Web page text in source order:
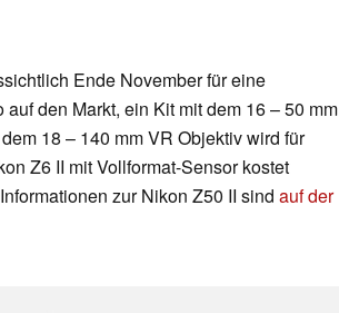
Ende November für eine
den Markt, ein Kit mit dem 16 – 50 mm
18 – 140 mm VR Objektiv wird für
Z6 II mit Vollformat-Sensor kostet
zur Nikon Z50 II sind auf der